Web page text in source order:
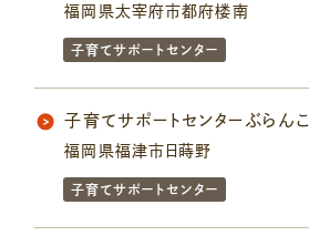
福岡県太宰府市都府楼南
子育てサポートセンター
子育てサポートセンターぶらんこ
福岡県福津市日蒔野
子育てサポートセンター